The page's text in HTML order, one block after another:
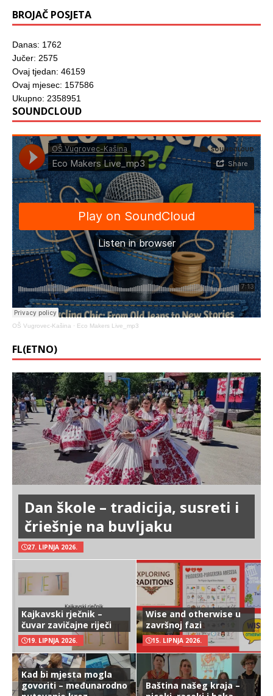
BROJAČ POSJETA
Danas: 1762
Jučer: 2575
Ovaj tjedan: 46159
Ovaj mjesec: 157586
Ukupno: 2358951
SOUNDCLOUD
OŠ Vugrovec-Kašina · Eco Makers Live_mp3
FL(ETNO)
Dan škole – tradicija, susreti i
čriešnje na buvljaku
27. LIPNJA 2026.
Kajkavski rječnik –
čuvar zavičajne riječi
19. LIPNJA 2026.
Wise and otherwise u
završnoj fazi
15. LIPNJA 2026.
Kad bi mjesta mogla
govoriti – međunarodno
Baština našeg kraja –